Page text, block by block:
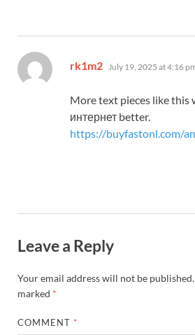
rk1m2 says:
July 19, 2025 at 4:16
More text pieces like this
интернет better.
https://buyfastonl.com/
Leave a Reply
Your email address will not be published.
marked *
COMMENT *